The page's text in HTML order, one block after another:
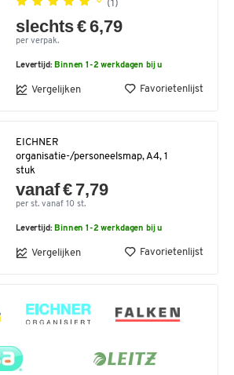
(1)
slechts € 6,79
per verpak.
Levertijd:Binnen 1-2 werkdagen bij u
Vergelijken Favorietenlijst
EICHNER
organisatie-/personeelsmap, A4, 1
stuk
vanaf € 7,79
per st. vanaf 10 st.
Levertijd:Binnen 1-2 werkdagen bij u
Vergelijken Favorietenlijst